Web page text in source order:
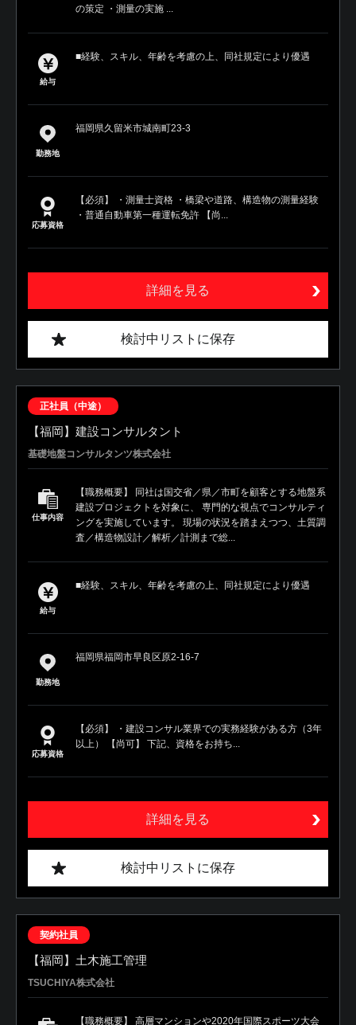
の策定 ・測量の実施 ...
給与
■経験、スキル、年齢を考慮の上、同社規定により優遇
勤務地
福岡県久留米市城南町23-3
応募資格
【必須】 ・測量士資格 ・橋梁や道路、構造物の測量経験
・普通自動車第一種運転免許 【尚...
詳細を見る
検討中リストに保存
正社員（中途）
【福岡】建設コンサルタント
基礎地盤コンサルタンツ株式会社
仕事内容
【職務概要】 同社は国交省／県／市町を顧客とする地盤系
建設プロジェクトを対象に、 専門的な視点でコンサルティ
ングを実施しています。 現場の状況を踏まえつつ、土質調
査／構造物設計／解析／計測まで総...
給与
■経験、スキル、年齢を考慮の上、同社規定により優遇
勤務地
福岡県福岡市早良区原2-16-7
応募資格
【必須】 ・建設コンサル業界での実務経験がある方（3年
以上） 【尚可】 下記、資格をお持ち...
詳細を見る
検討中リストに保存
契約社員
【福岡】土木施工管理
TSUCHIYA株式会社
【職務概要】 高層マンションや2020年国際スポーツ大会